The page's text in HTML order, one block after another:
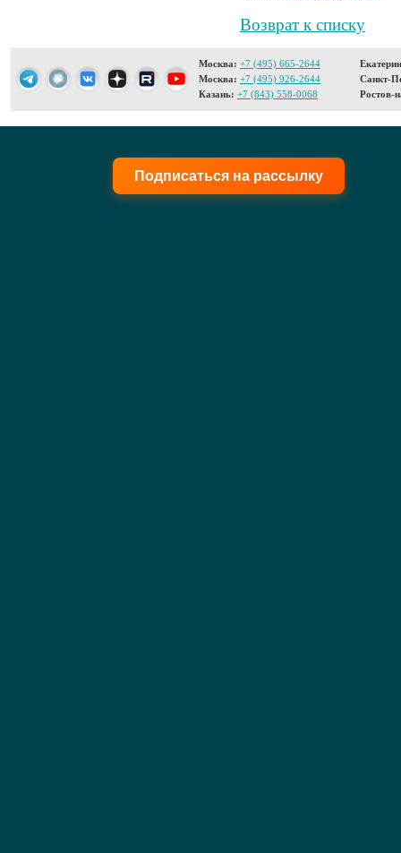
Возврат к списку
Москва: +7 (495) 665-2644
Москва: +7 (495) 926-2644
Казань: +7 (843) 558-0068
Санкт-
Ростов-
Подписаться на рассылку